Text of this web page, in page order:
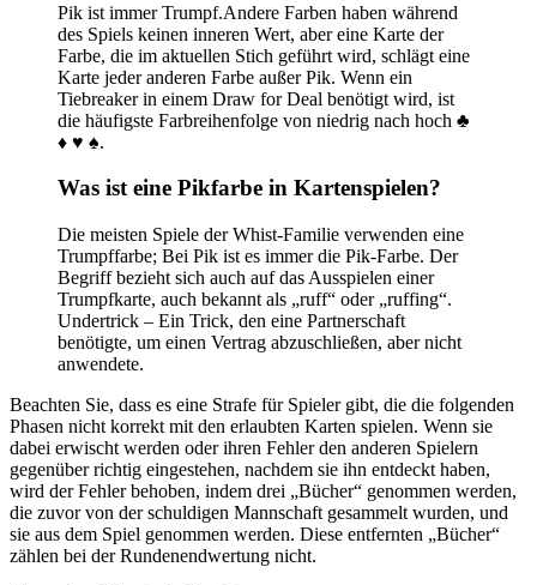
Pik ist immer Trumpf.Andere Farben haben während
des Spiels keinen inneren Wert, aber eine Karte der
Farbe, die im aktuellen Stich geführt wird, schlägt eine
Karte jeder anderen Farbe außer Pik. Wenn ein
Tiebreaker in einem Draw for Deal benötigt wird, ist
die häufigste Farbreihenfolge von niedrig nach hoch ♣
♦ ♥ ♠.
Was ist eine Pikfarbe in Kartenspielen?
Die meisten Spiele der Whist-Familie verwenden eine
Trumpffarbe; Bei Pik ist es immer die Pik-Farbe. Der
Begriff bezieht sich auch auf das Ausspielen einer
Trumpfkarte, auch bekannt als „ruff“ oder „ruffing“.
Undertrick – Ein Trick, den eine Partnerschaft
benötigte, um einen Vertrag abzuschließen, aber nicht
anwendete.
Beachten Sie, dass es eine Strafe für Spieler gibt, die die folgenden
Phasen nicht korrekt mit den erlaubten Karten spielen. Wenn sie
dabei erwischt werden oder ihren Fehler den anderen Spielern
gegenüber richtig eingestehen, nachdem sie ihn entdeckt haben,
wird der Fehler behoben, indem drei „Bücher“ genommen werden,
die zuvor von der schuldigen Mannschaft gesammelt wurden, und
sie aus dem Spiel genommen werden. Diese entfernten „Bücher“
zählen bei der Rundenendwertung nicht.